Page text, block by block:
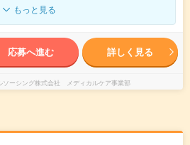
もっと見る
応募へ進む 詳しく見る
ソーシング株式会社 メディカルケア事業部